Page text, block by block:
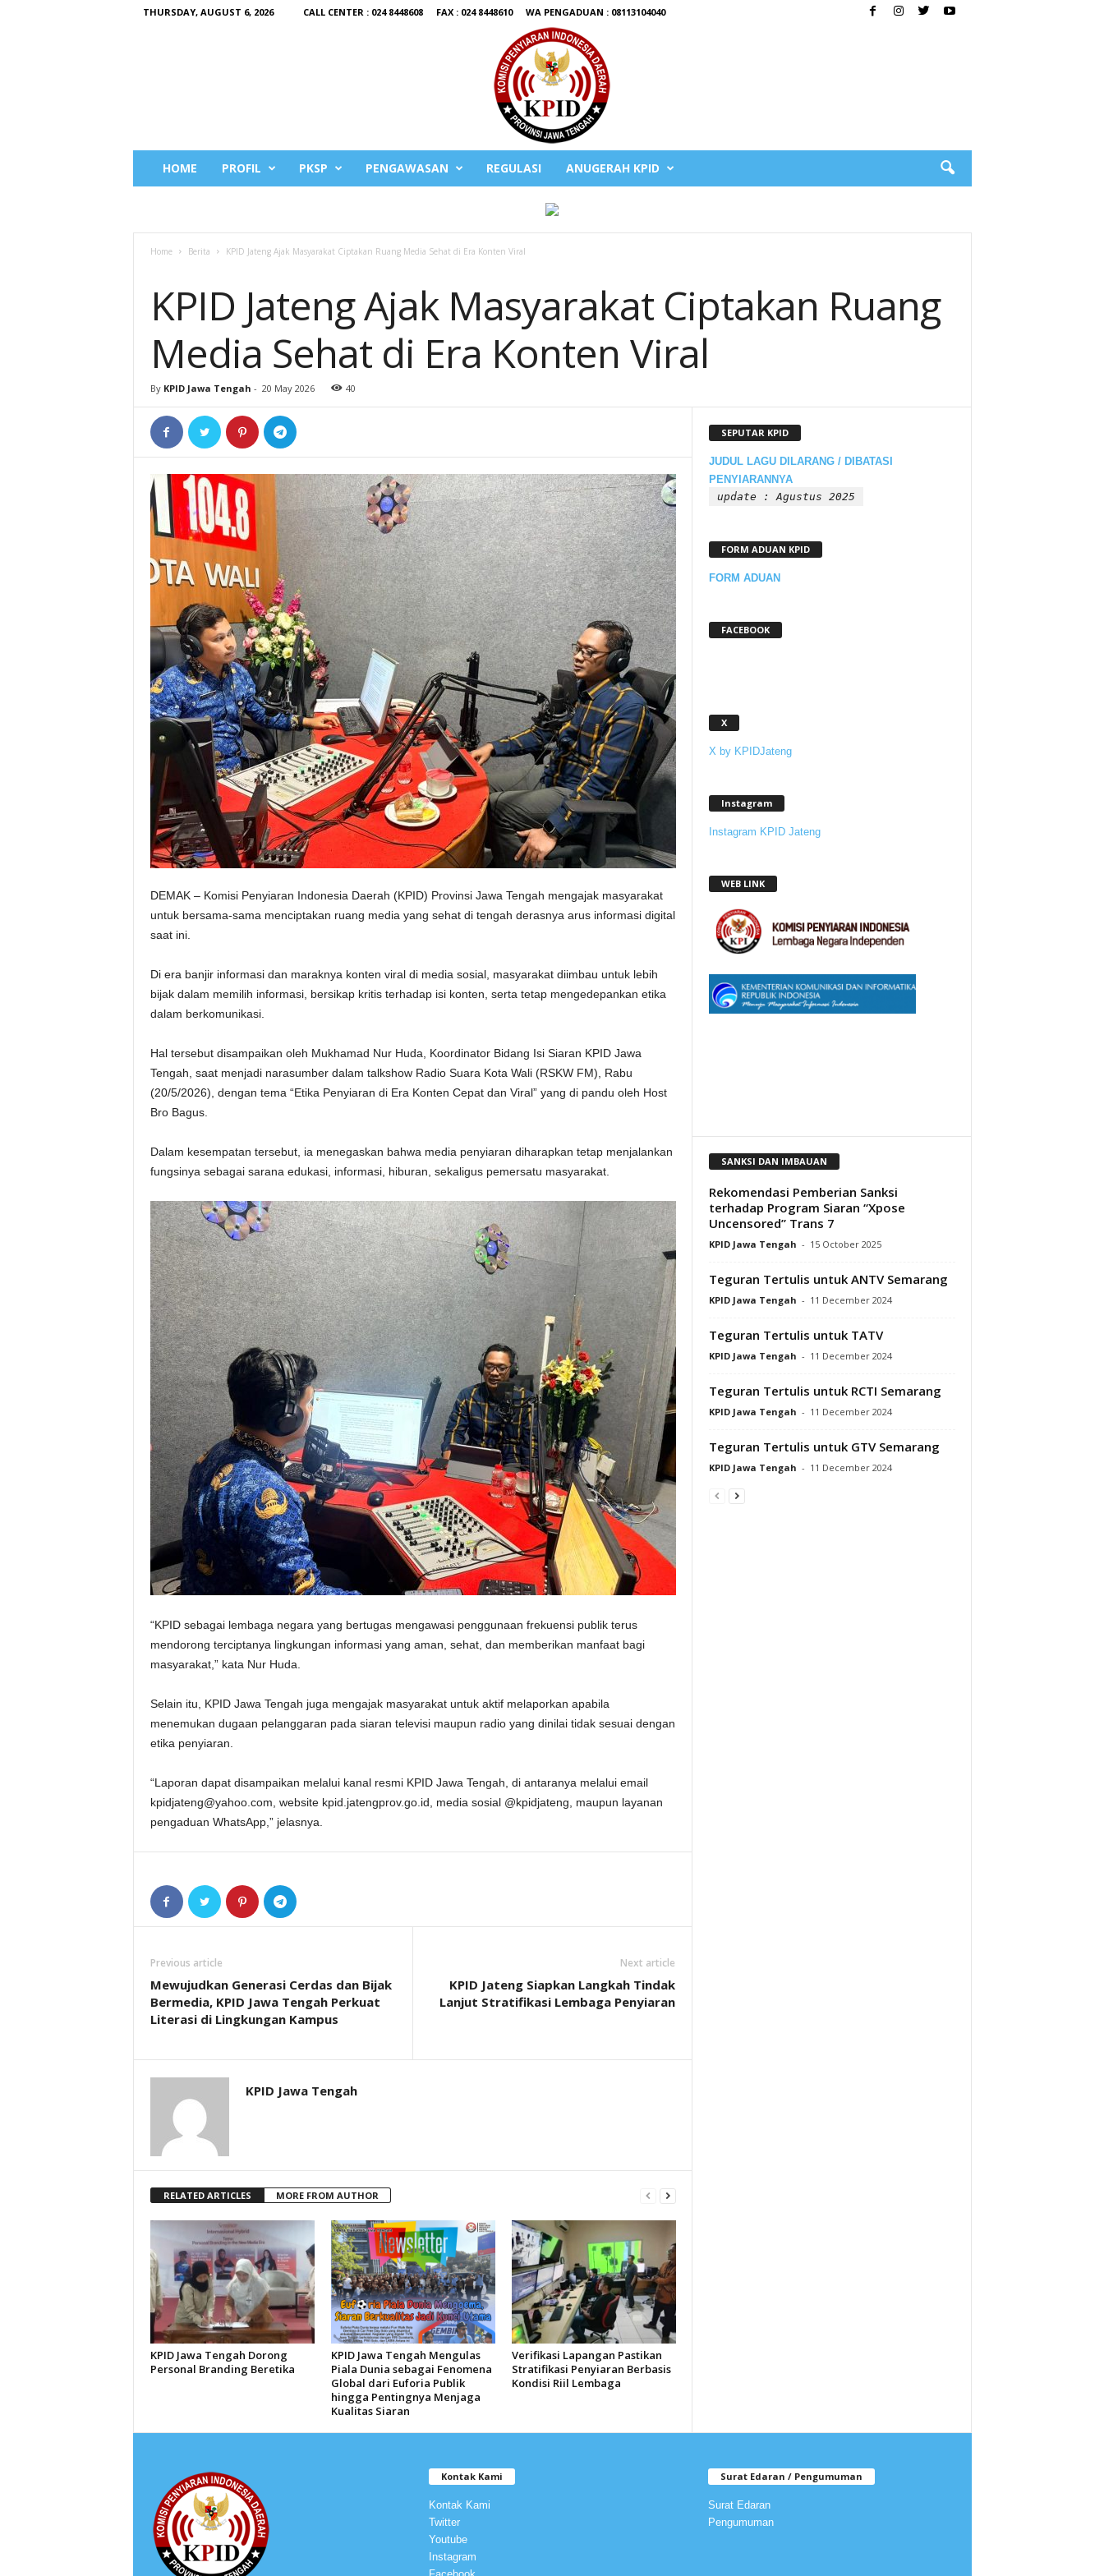
THURSDAY, AUGUST 6, 2026 CALL CENTER : 024 8448608 FAX : 024 8448610 WA PENGADUAN : 08113104040
I
HOME PROFIL PKSP PENGAWASAN REGULASI ANUGERAH KPID
Home Berita KPID Jateng Ajak Masyarakat Ciptakan Ruang Media Sehat di Era Konten Viral
KPID Jateng Ajak Masyarakat Ciptakan Ruang
Media Sehat di Era Konten Viral
By KPID Jawa Tengah - 20 May 2026 40
DEMAK – Komisi Penyiaran Indonesia Daerah (KPID) Provinsi Jawa Tengah mengajak masyarakat
untuk bersama-sama menciptakan ruang media yang sehat di tengah derasnya arus informasi digital
saat ini.
Di era banjir informasi dan maraknya konten viral di media sosial, masyarakat diimbau untuk lebih
bijak dalam memilih informasi, bersikap kritis terhadap isi konten, serta tetap mengedepankan etika
dalam berkomunikasi.
Hal tersebut disampaikan oleh Mukhamad Nur Huda, Koordinator Bidang Isi Siaran KPID Jawa
Tengah, saat menjadi narasumber dalam talkshow Radio Suara Kota Wali (RSKW FM), Rabu
(20/5/2026), dengan tema “Etika Penyiaran di Era Konten Cepat dan Viral” yang di pandu oleh Host
Bro Bagus.
Dalam kesempatan tersebut, ia menegaskan bahwa media penyiaran diharapkan tetap menjalankan
fungsinya sebagai sarana edukasi, informasi, hiburan, sekaligus pemersatu masyarakat.
“KPID sebagai lembaga negara yang bertugas mengawasi penggunaan frekuensi publik terus
mendorong terciptanya lingkungan informasi yang aman, sehat, dan memberikan manfaat bagi
masyarakat,” kata Nur Huda.
Selain itu, KPID Jawa Tengah juga mengajak masyarakat untuk aktif melaporkan apabila
menemukan dugaan pelanggaran pada siaran televisi maupun radio yang dinilai tidak sesuai dengan
etika penyiaran.
“Laporan dapat disampaikan melalui kanal resmi KPID Jawa Tengah, di antaranya melalui email
kpidjateng@yahoo.com, website kpid.jatengprov.go.id, media sosial @kpidjateng, maupun layanan
pengaduan WhatsApp,” jelasnya.
Previous article
Mewujudkan Generasi Cerdas dan Bijak
Bermedia, KPID Jawa Tengah Perkuat
Literasi di Lingkungan Kampus
Next article
KPID Jateng Siapkan Langkah Tindak
Lanjut Stratifikasi Lembaga Penyiaran
KPID Jawa Tengah
RELATED ARTICLES MORE FROM AUTHOR
KPID Jawa Tengah Dorong
Personal Branding Beretika
KPID Jawa Tengah Mengulas
Piala Dunia sebagai Fenomena
Global dari Euforia Publik
hingga Pentingnya Menjaga
Kualitas Siaran
Verifikasi Lapangan Pastikan
Stratifikasi Penyiaran Berbasis
Kondisi Riil Lembaga
SEPUTAR KPID
JUDUL LAGU DILARANG / DIBATASI
PENYIARANNYA
update : Agustus 2025
FORM ADUAN KPID
FORM ADUAN
FACEBOOK
X
X by KPIDJateng
Instagram
Instagram KPID Jateng
WEB LINK
SANKSI DAN IMBAUAN
Rekomendasi Pemberian Sanksi
terhadap Program Siaran “Xpose
Uncensored” Trans 7
KPID Jawa Tengah - 15 October 2025
Teguran Tertulis untuk ANTV Semarang
KPID Jawa Tengah - 11 December 2024
Teguran Tertulis untuk TATV
KPID Jawa Tengah - 11 December 2024
Teguran Tertulis untuk RCTI Semarang
KPID Jawa Tengah - 11 December 2024
Teguran Tertulis untuk GTV Semarang
KPID Jawa Tengah - 11 December 2024
Kontak Kami
Kontak Kami
Twitter
Youtube
Instagram
Surat Edaran / Pengumuman
Surat Edaran
Pengumuman